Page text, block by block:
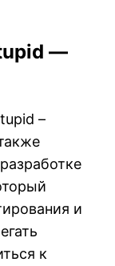
—
–
и
к